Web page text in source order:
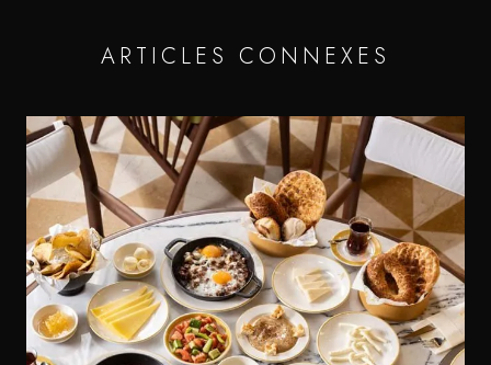
ARTICLES CONNEXES